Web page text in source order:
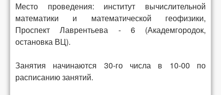
Место проведения: институт вычислительной
математики и математической геофизики,
Проспект Лаврентьева - 6 (Академгородок,
остановка ВЦ).
Занятия начинаются 30-го числа в 10-00 по
расписанию занятий.